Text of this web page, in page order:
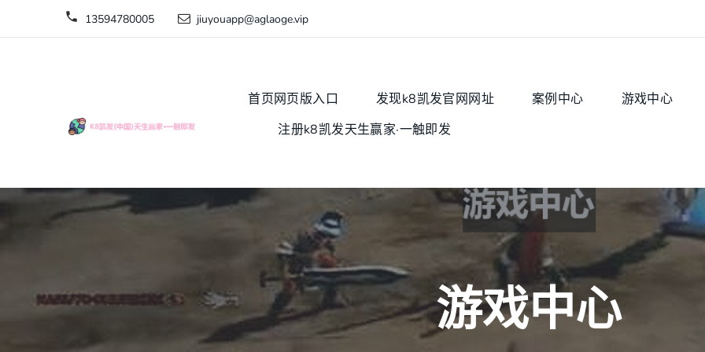
13594780005 jiuyouapp@aglaoge.vip
首页网页版入口 发现k8凯发官网网址 案例中心
游戏中心
注册k8凯发天生赢家·一触即发
游戏中心